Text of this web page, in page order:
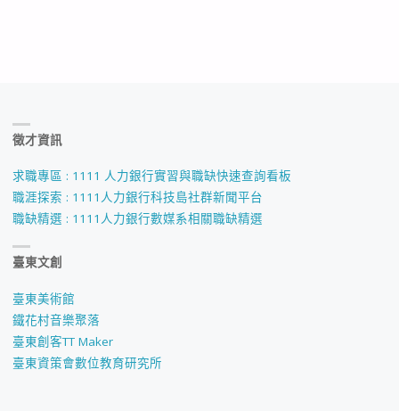
徵才資訊
求職專區 : 1111 人力銀行實習與職缺快速查詢看板
職涯探索 : 1111人力銀行科技島社群新聞平台
職缺精選 : 1111人力銀行數媒系相關職缺精選
臺東文創
臺東美術館
鐵花村音樂聚落
臺東創客TT Maker
臺東資策會數位教育研究所